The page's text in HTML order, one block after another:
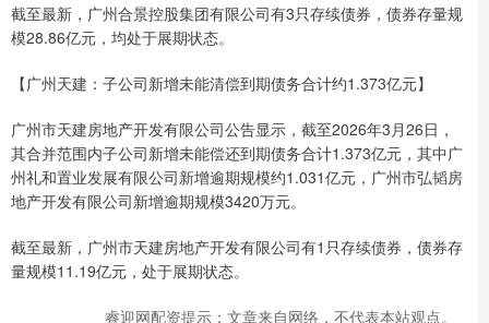
截至最新，广州合景控股集团有限公司有3只存续债券，债券存量规
模28.86亿元，均处于展期状态。
【广州天建：子公司新增未能清偿到期债务合计约1.373亿元】
广州市天建房地产开发有限公司公告显示，截至2026年3月26日，
其合并范围内子公司新增未能偿还到期债务合计1.373亿元，其中广
州礼和置业发展有限公司新增逾期规模约1.031亿元，广州市弘韬房
地产开发有限公司新增逾期规模3420万元。
截至最新，广州市天建房地产开发有限公司有1只存续债券，债券存
量规模11.19亿元，处于展期状态。
睿迎网配资提示：文章来自网络，不代表本站观点。